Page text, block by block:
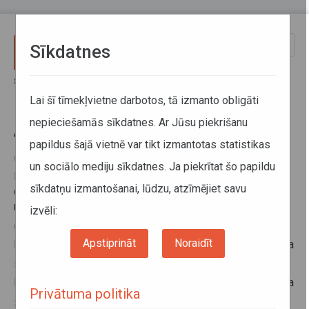
Sākums
Aktuālā informācija
09. augusts 2019, 10:35
Robežšķērsotāju ievērībai: Sakarā ar rekonstrukcijas
darbiem Terehovas robežkontroles punktā var veidoties
rindas
06. augusts 2019, 15:11
Informācija par izslēgšanu no Taksometru vadītāju reģistra
30. jūlijs 2019, 11:49
Informācija par izslēgšanu no Taksometru vadītāju reģistra
23. jūlijs 2019, 14:29
Sīkdatnes
Lai šī tīmekļvietne darbotos, tā izmanto obligāti
nepieciešamās sīkdatnes. Ar Jūsu piekrišanu
papildus šajā vietnē var tikt izmantotas statistikas
un sociālo mediju sīkdatnes. Ja piekrītat šo papildu
sīkdatņu izmantošanai, lūdzu, atzīmējiet savu
izvēli:
Apstiprināt Noraidīt
Privātuma politika